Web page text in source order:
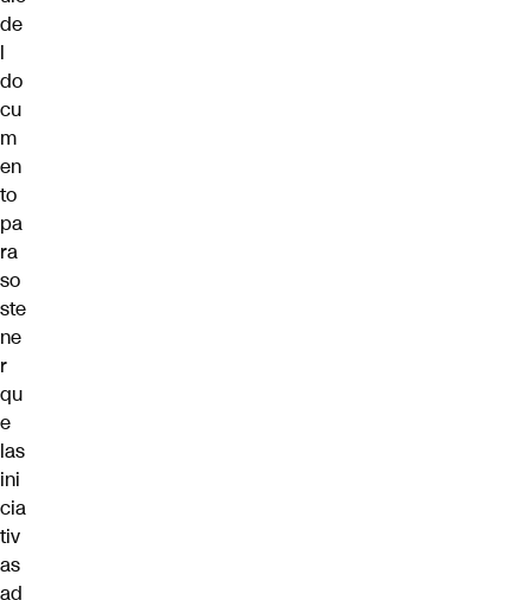
de
l
do
cu
m
en
to
pa
ra
so
ste
ne
r
qu
e
las
ini
cia
tiv
as
ad